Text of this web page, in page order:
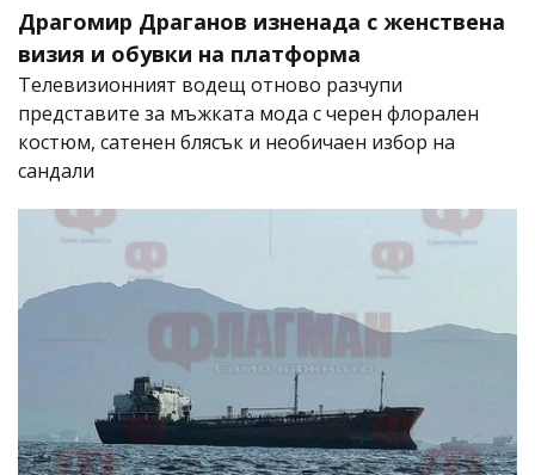
Драгомир Драганов изненада с женствена
визия и обувки на платформа
Телевизионният водещ отново разчупи
представите за мъжката мода с черен флорален
костюм, сатенен блясък и необичаен избор на
сандали